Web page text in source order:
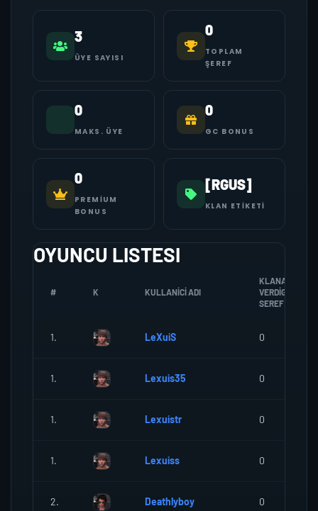
3
ÜYE SAYISI
0
TOPLAM
ŞEREF
0
MAKS. ÜYE
0
GC BONUS
0
PREMIUM
BONUS
[RGUS]
KLAN ETIKETI
OYUNCU LISTESI
# K KULLANICI ADI
KLANA
VERDIGI
SEREF
1. LeXuiS 0
1. Lexuis35 0
1. Lexuistr 0
1. Lexuiss 0
2. Deathlyboy 0